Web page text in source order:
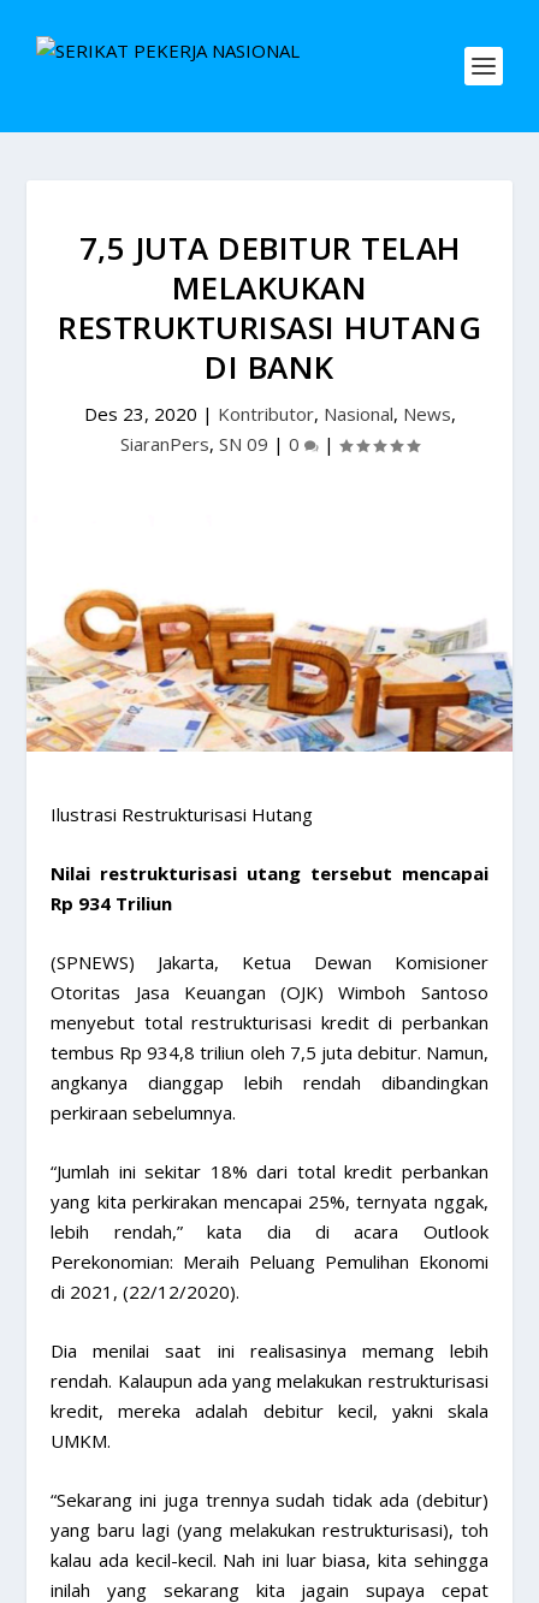
7,5 JUTA DEBITUR TELAH
MELAKUKAN
RESTRUKTURISASI HUTANG
DI BANK
Des 23, 2020 | Kontributor, Nasional, News,
SiaranPers, SN 09 | 0 |
Ilustrasi Restrukturisasi Hutang
Nilai restrukturisasi utang tersebut mencapai
Rp 934 Triliun
(SPNEWS) Jakarta, Ketua Dewan Komisioner
Otoritas Jasa Keuangan (OJK) Wimboh Santoso
menyebut total restrukturisasi kredit di perbankan
tembus Rp 934,8 triliun oleh 7,5 juta debitur. Namun,
angkanya dianggap lebih rendah dibandingkan
perkiraan sebelumnya.
“Jumlah ini sekitar 18% dari total kredit perbankan
yang kita perkirakan mencapai 25%, ternyata nggak,
lebih rendah,” kata dia di acara Outlook
Perekonomian: Meraih Peluang Pemulihan Ekonomi
di 2021, (22/12/2020).
Dia menilai saat ini realisasinya memang lebih
rendah. Kalaupun ada yang melakukan restrukturisasi
kredit, mereka adalah debitur kecil, yakni skala
UMKM.
“Sekarang ini juga trennya sudah tidak ada (debitur)
yang baru lagi (yang melakukan restrukturisasi), toh
kalau ada kecil-kecil. Nah ini luar biasa, kita sehingga
inilah yang sekarang kita jagain supaya cepat